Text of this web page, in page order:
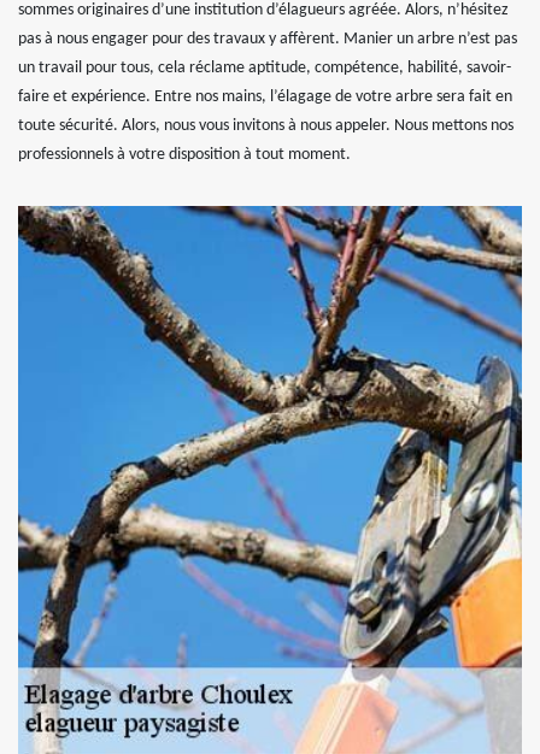
sommes originaires d’une institution d’élagueurs agréée. Alors, n’hésitez
pas à nous engager pour des travaux y affèrent. Manier un arbre n’est pas
un travail pour tous, cela réclame aptitude, compétence, habilité, savoir-
faire et expérience. Entre nos mains, l’élagage de votre arbre sera fait en
toute sécurité. Alors, nous vous invitons à nous appeler. Nous mettons nos
professionnels à votre disposition à tout moment.